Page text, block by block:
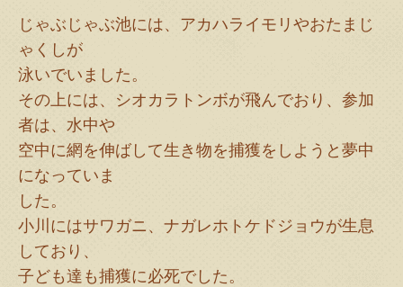
じゃぶじゃぶ池には、アカハライモリやおたまじ
ゃくしが
泳いでいました。
その上には、シオカラトンボが飛んでおり、参加
者は、水中や
空中に網を伸ばして生き物を捕獲をしようと夢中
になっていま
した。
小川にはサワガニ、ナガレホトケドジョウが生息
しており、
子ども達も捕獲に必死でした。